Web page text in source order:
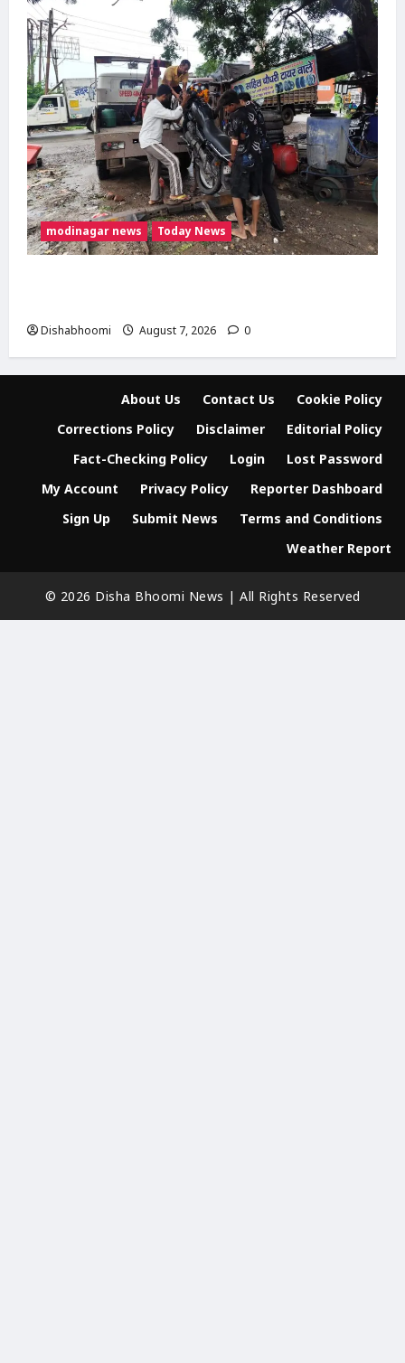
modinagar news Today News
Dishabhoomi August 7, 2026 0
About Us Contact Us
Cookie Policy
Corrections Policy
Disclaimer
Editorial Policy
Fact-Checking Policy
Login
Lost Password
My Account
Privacy Policy
Reporter Dashboard
Sign Up
Submit News
Terms and Conditions
Weather Report